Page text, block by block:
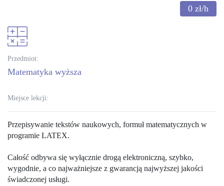
0 zł/h
Przedmiot:
matematyka wyższa
Miejsce lekcji:
Przepisywanie tekstów naukowych, formuł matematycznych w
programie LATEX.
Całość odbywa się wyłącznie drogą elektroniczną, szybko,
wygodnie, a co najważniejsze z gwarancją najwyższej jakości
świadczonej usługi.